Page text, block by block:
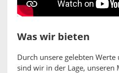
Was wir bieten
Durch unsere gelebten
sind wir in der Lage, unseren